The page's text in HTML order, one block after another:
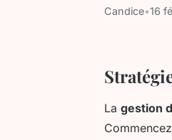
Candice•16
La gestion